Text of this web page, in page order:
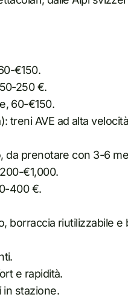
€150.
250 €.
60-€150.
treni AVE ad alta
da prenotare con 3-6
€1,000.
400 €.
borraccia riutilizzabile e
e rapidità.
in stazione.